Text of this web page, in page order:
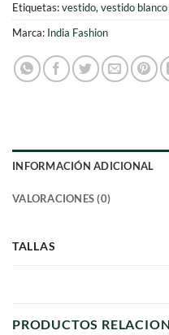
Etiquetas:vestido,vestido blanco
Marca: India Fashion
INFORMACIÓN ADICIONAL
VALORACIONES (0)
TALLAS
PRODUCTOS